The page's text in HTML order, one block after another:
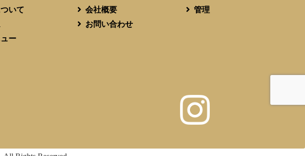
いて
ー
会社概要
お問い合わせ
管理